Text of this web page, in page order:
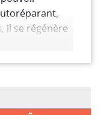
il se régénère
donc